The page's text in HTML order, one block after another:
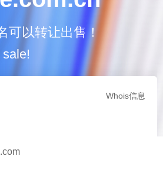
可以转让出售！
Whois信息